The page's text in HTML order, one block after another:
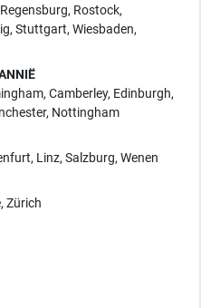
Regensburg, Rostock,
, Stuttgart, Wiesbaden,
, Camberley, Edinburgh,
, Nottingham
, Linz, Salzburg, Wenen
, Zürich